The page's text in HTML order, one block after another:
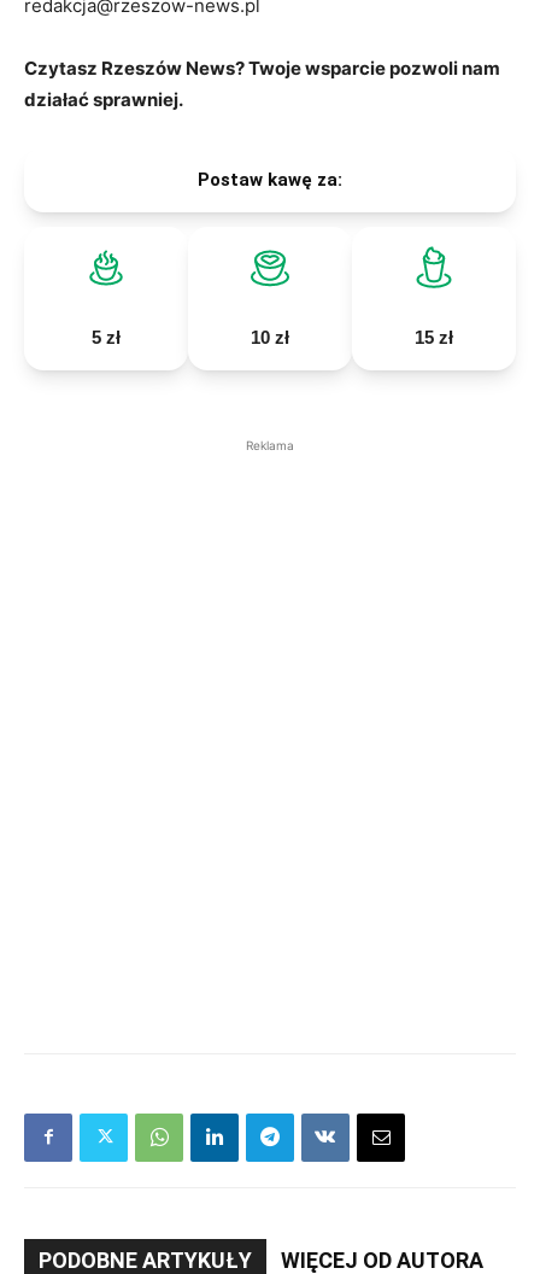
redakcja@rzeszow-news.pl
Czytasz Rzeszów News? Twoje wsparcie pozwoli nam
działać sprawniej.
Postaw kawę za:
5 zł 10 zł 15 zł
Reklama
PODOBNE ARTYKUŁY WIĘCEJ OD AUTORA